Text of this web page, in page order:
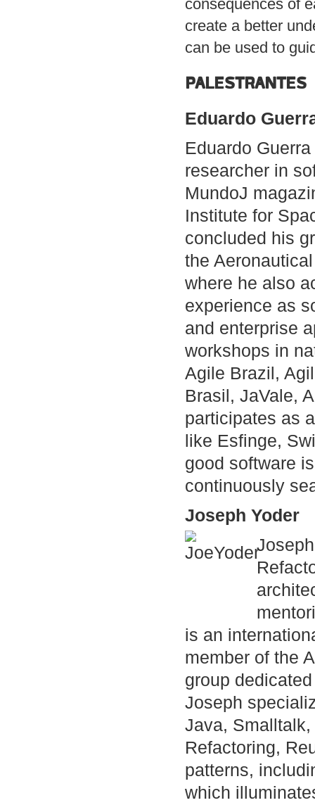
consequences of
create a better
can be used to
PALESTRANTES
Eduardo
Eduardo
researcher in
MundoJ
Institute for
concluded his
the
where he also
experience as
and enterprise
workshops in
Agile Brazil,
Brasil, JaVale,
participates as
like Esfinge,
good software
continuously
Joseph Yoder
is an
member of the
group
Joseph
Java,
Refactoring,
patterns,
which